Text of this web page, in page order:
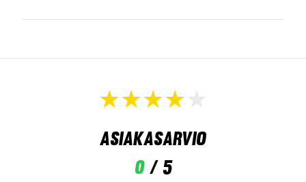
Asiakasarvio
0/ 5